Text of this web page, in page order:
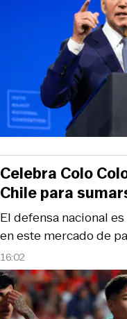
16:02
El defensa nacional
en este mercado de
Celebra Colo
Chile para